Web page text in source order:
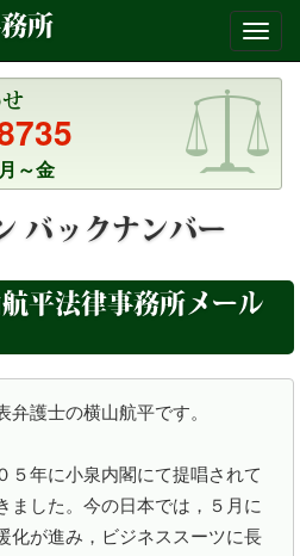
所
月～金
バックナンバー
平法律事務所メール
護士の横山航平です。
５年に小泉内閣にて提唱されて
ました。今の日本では，５月に
化が進み，ビジネススーツに長